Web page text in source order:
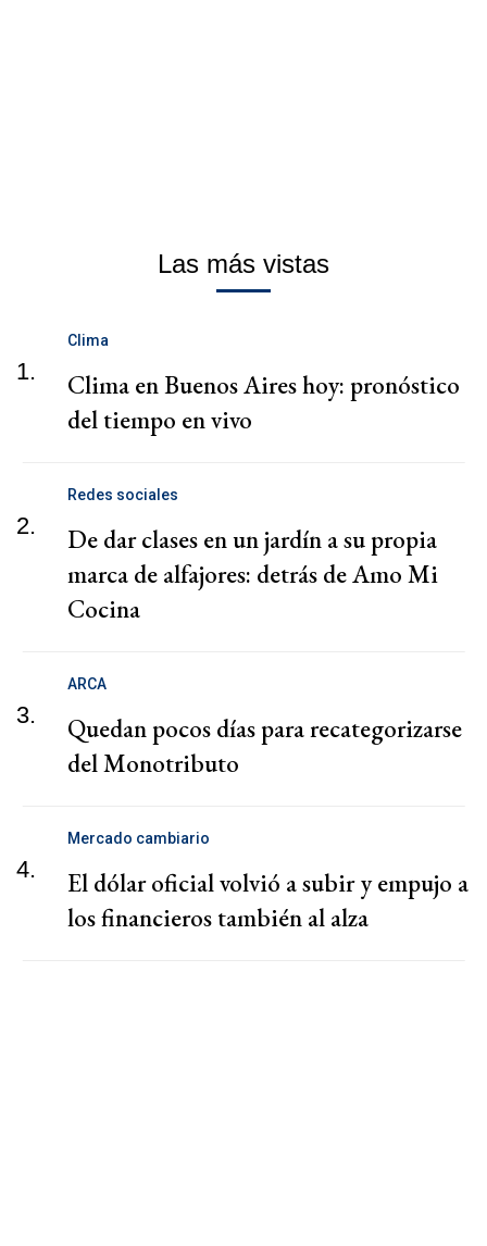
Las más vistas
1.
Clima
Clima en Buenos Aires hoy: pronóstico
del tiempo en vivo
2.
Redes sociales
De dar clases en un jardín a su propia
marca de alfajores: detrás de Amo Mi
Cocina
3.
ARCA
Quedan pocos días para recategorizarse
del Monotributo
4.
Mercado cambiario
El dólar oficial volvió a subir y empujo a
los financieros también al alza